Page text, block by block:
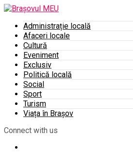
Administrație locală
Afaceri locale
Cultură
Eveniment
Exclusiv
Politică locală
Social
Sport
Turism
Viața în Brașov
Connect with us